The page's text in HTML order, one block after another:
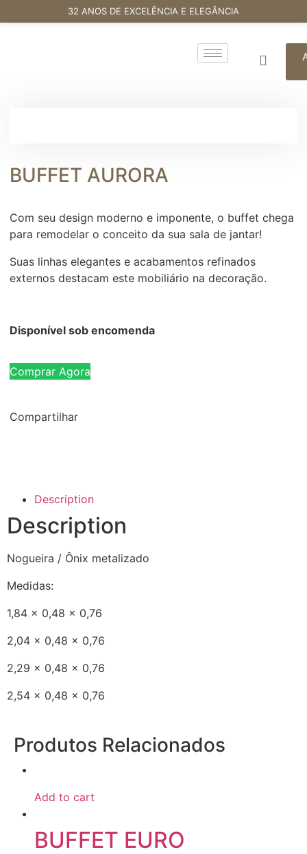
32 ANOS DE EXCELÊNCIA E ELEGÂNCIA
BUFFET AURORA
Com seu design moderno e imponente, o buffet chega
para remodelar o conceito da sua sala de jantar!
Suas linhas elegantes e acabamentos refinados
externos destacam este mobiliário na decoração.
Disponível sob encomenda
Comprar Agora
Compartilhar
Description
Description
Nogueira / Ônix metalizado
Medidas:
1,84 x 0,48 x 0,76
2,04 x 0,48 x 0,76
2,29 x 0,48 x 0,76
2,54 x 0,48 x 0,76
Produtos Relacionados
Add to cart
BUFFET EURO